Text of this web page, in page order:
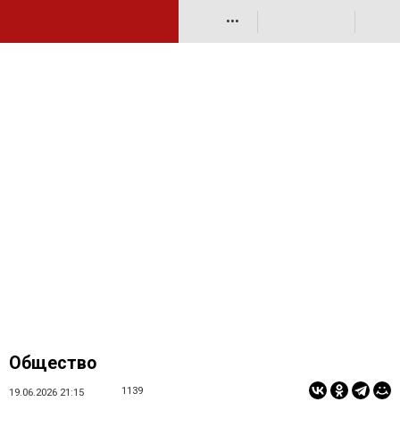
•••
Общество
19.06.2026 21:15 1139